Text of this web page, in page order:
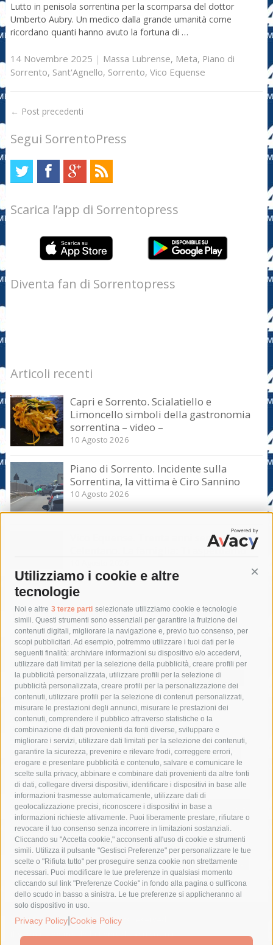
Utilizziamo i cookie e altre
tecnologie
Noi e altre 3 terze parti selezionate utilizziamo cookie e tecnologie
simili. Questi strumenti sono essenziali per garantire la fruizione dei
contenuti digitali, migliorare la navigazione e, previo tuo consenso, per
scopi pubblicitari. Ad esempio, potremmo utilizzare i tuoi dati per le
seguenti finalità: archiviare informazioni su dispositivo e/o accedervi,
utilizzare dati limitati per la selezione della pubblicità, creare profili per
la pubblicità personalizzata, utilizzare profili per la selezione di
pubblicità personalizzata, creare profili per la personalizzazione dei
contenuti, utilizzare profili per la selezione di contenuti personalizzati,
misurare le prestazioni degli annunci, misurare le prestazioni dei
contenuti, comprendere il pubblico attraverso statistiche o la
combinazione di dati provenienti da fonti diverse, sviluppare e
migliorare i servizi, utilizzare dati limitati per la selezione dei contenuti,
garantire la sicurezza, prevenire e rilevare frodi, correggere errori,
erogare e presentare pubblicità e contenuto, salvare e comunicare le
scelte sulla privacy, abbinare e combinare dati provenienti da altre fonti
di dati, collegare diversi dispositivi, identificare i dispositivi in base alle
informazioni trasmesse automaticamente, utilizzare dati di
geolocalizzazione precisi, riconoscere i dispositivi in base a
informazioni richieste attivamente. Puoi liberamente prestare, rifiutare o
revocare il tuo consenso senza incorrere in limitazioni sostanziali.
Cliccando su "Accetta cookie," acconsenti all'uso di cookie e strumenti
simili. Utilizza il pulsante "Gestisci Preferenze" per personalizzare le tue
scelte o "Rifiuta tutto" per proseguire senza cookie non strettamente
necessari. Puoi modificare le tue preferenze in qualsiasi momento
cliccando sul link "Preferenze Cookie" in fondo alla pagina o sull'icona
dello scudo in basso a sinistra. Le tue preferenze si applicheranno al
solo dispositivo in uso.
Privacy Policy Cookie Policy
Lutto in penisola sorrentina per la scomparsa del dottor
Umberto Aubry. Un medico dalla grande umanità come
ricordano quanti hanno avuto la fortuna di …
14 Novembre 2025 | Massa Lubrense, Meta, Piano di
Sorrento, Sant'Agnello, Sorrento, Vico Equense
← Post precedenti
Segui SorrentoPress
Scarica l’app di Sorrentopress
Diventa fan di Sorrentopress
Articoli recenti
Capri e Sorrento. Scialatiello e
Limoncello simboli della gastronomia
sorrentina – video –
10 Agosto 2026
Piano di Sorrento. Incidente sulla
Sorrentina, la vittima è Ciro Sannino
10 Agosto 2026
Vico Equense. Trenta anni senza Angela
Celentano. La famiglia: Ti aspettiamo
Tag
acqua allerta meteo
anas
area marina protetta di punta campanella
arresto
Asl Napoli 3 sud
capitaneria di porto capri
carabinieri
castellammare di stabia
circumvesuviana
comune di sorrento
concerto
contagi
costiera amalfitana
covid-19 eav
elezioni
fondazione sorrento
gori guardia costiera
incidente
lavori
lorenzo balducelli mare
massa lubrense
massimo coppola
Meta napoli
ordinanza
penisola sorrentina
piano di sorrento
polizia municipale
protezione civile
Regione Campania
sant'agnello
sindaco cuomo
sorrento studenti temporali
treni
turismo
Vico Equense villa fiorentino vincenzo de luca
© 2015 SorrentoPress. All rights reserved.
Il giornale online della Penisola Sorrentina